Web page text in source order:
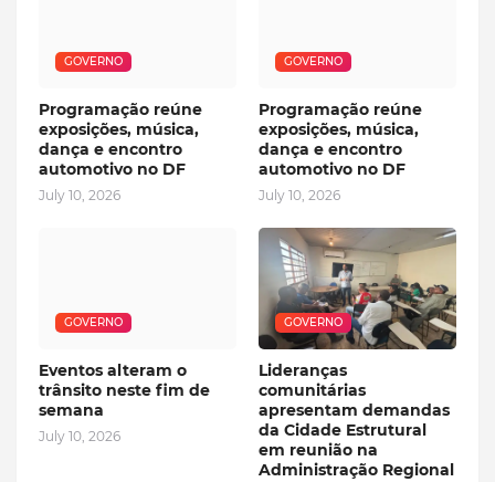
GOVERNO
Programação reúne
exposições, música,
dança e encontro
automotivo no DF
July 10, 2026
GOVERNO
Programação reúne
exposições, música,
dança e encontro
automotivo no DF
July 10, 2026
GOVERNO
Eventos alteram o
trânsito neste fim de
semana
July 10, 2026
GOVERNO
Lideranças
comunitárias
apresentam demandas
da Cidade Estrutural
em reunião na
Administração Regional